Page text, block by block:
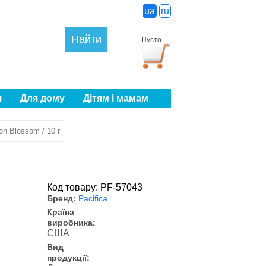
ua ru
Пусто
Найти
Для дому Дітям і мамам
Blossom / 10 г
Код товару: PF-57043
Бренд: Pacifica
Країна
виробника:
США
Вид
продукції: